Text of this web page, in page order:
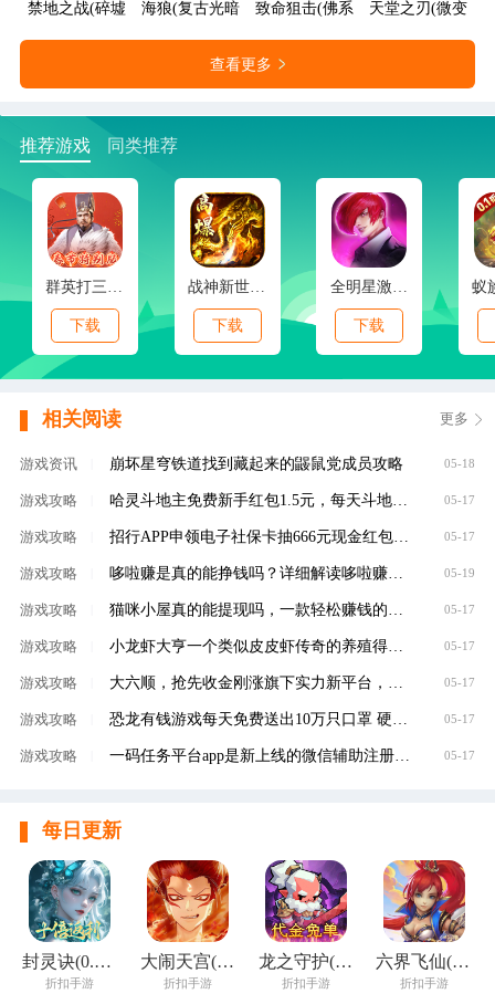
禁地之战(碎墟诸天沉默)海狼(复古光暗福利版)致命狙击(佛系打金养老传奇)
天堂之刃(微变攻
查看更多
推荐游戏 同类推荐
下载
战神新世纪(免赞沉默开荒)
下载 下载
相关阅读 更多
游戏资讯 崩坏星穹铁道找到藏起来的鼹鼠党成员攻略 05-18
游戏攻略 哈灵斗地主免费新手红包1.5元，每天斗地主领元 05-17
游戏攻略 招行APP申领电子社保卡抽666元现金红包，100%有礼 05-17
游戏攻略 哆啦赚是真的能挣钱吗？详细解读哆啦赚是不是 05-19
游戏攻略 05-17
游戏攻略 小龙虾大亨一个类似皮皮虾传奇的养殖得分红虾 05-17
游戏攻略 05-17
游戏攻略 05-17
游戏攻略 一码任务平台app是新上线的微信辅助注册赚钱平 05-17
每日更新
封灵诀(0.05十倍返利免单版)
折扣手游
大闹天宫(0.05折开箱买断版)
折扣手游
龙之守护(0.05折代金免单)
折扣手游
六界飞仙(0.1折免费送6480)
折扣手游